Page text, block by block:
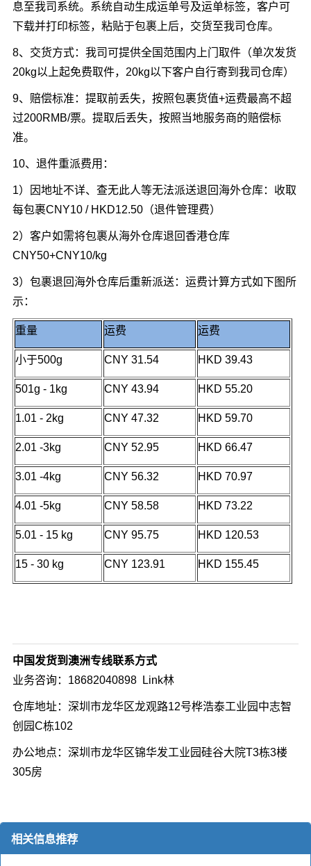
息至我司系统。系统自动生成运单号及运单标签，客户可
下载并打印标签，粘贴于包裹上后，交货至我司仓库。
8、交货方式：我司可提供全国范围内上门取件（单次发货
20kg以上起免费取件，20kg以下客户自行寄到我司仓库）
9、赔偿标准：提取前丢失，按照包裹货值+运费最高不超
过200RMB/票。提取后丢失，按照当地服务商的赔偿标
准。
10、退件重派费用：
1）因地址不详、查无此人等无法派送退回海外仓库：收取
每包裹CNY10 / HKD12.50（退件管理费）
2）客户如需将包裹从海外仓库退回香港仓库
CNY50+CNY10/kg
3）包裹退回海外仓库后重新派送：运费计算方式如下图所
示：
重量 运费 运费
小于500g CNY 31.54 HKD 39.43
501g - 1kg CNY 43.94 HKD 55.20
1.01 - 2kg CNY 47.32 HKD 59.70
2.01 -3kg CNY 52.95 HKD 66.47
3.01 -4kg CNY 56.32 HKD 70.97
4.01 -5kg CNY 58.58 HKD 73.22
5.01 - 15 kg CNY 95.75 HKD 120.53
15 - 30 kg CNY 123.91 HKD 155.45
中国发货到澳洲专线联系方式
业务咨询：18682040898 Link林
仓库地址：深圳市龙华区龙观路12号桦浩泰工业园中志智
创园C栋102
办公地点：深圳市龙华区锦华发工业园硅谷大院T3栋3楼
305房
相关信息推荐